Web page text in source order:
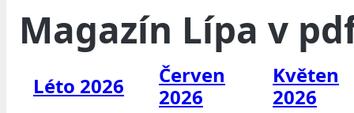
Magazín Lípa v
Léto 2026
Červen
2026
Květen
2026